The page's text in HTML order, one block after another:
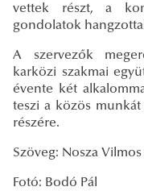
vettek részt, a
gondolatok
A szervezők
karközi szakmai
évente két
teszi a közös
részére.
Szöveg: Nosza
Fotó: Bodó Pál